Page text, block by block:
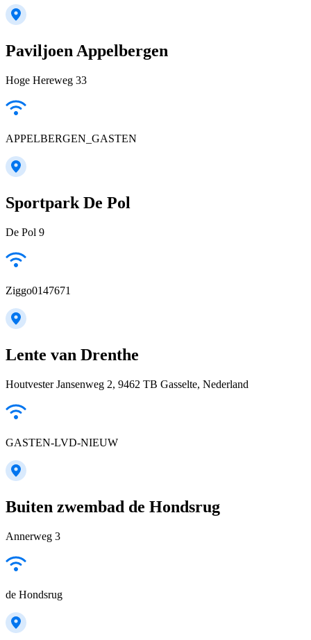
Paviljoen Appelbergen
Hoge Hereweg 33
APPELBERGEN_GASTEN
Sportpark De Pol
De Pol 9
Ziggo0147671
Lente van Drenthe
Houtvester Jansenweg 2, 9462 TB Gasselte, Nederland
GASTEN-LVD-NIEUW
Buiten zwembad de Hondsrug
Annerweg 3
de Hondsrug